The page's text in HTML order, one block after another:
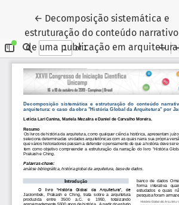
← Voltar aos Detalhes do Artigo
Decomposição sistemática e
estruturação do conteúdo narrativo
de uma publicação em arquitetura